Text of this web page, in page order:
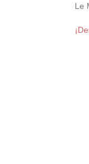
Le